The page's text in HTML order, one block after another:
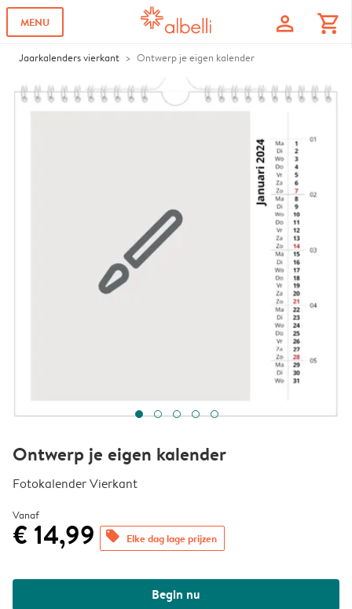
MENU profile shopping_cart
Jaarkalenders vierkant Ontwerp je eigen kalender
Ontwerp je eigen kalender
Fotokalender Vierkant
Vanaf
€ 14,99 offers Elke dag lage prijzen
Begin nu